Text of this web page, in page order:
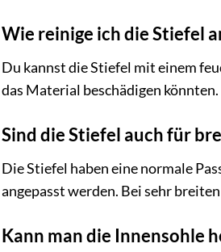
Wie reinige ich die Stiefel
Du kannst die Stiefel mit einem
das Material beschädigen könnten.
Sind die Stiefel auch für
Die Stiefel haben eine normale
angepasst werden. Bei sehr
Kann man die Innensohle